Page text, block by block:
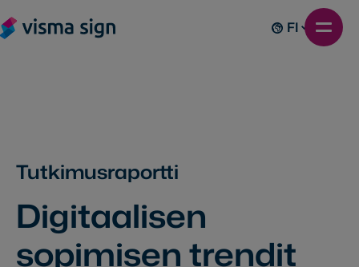
FI
Tutkimusraportti
Digitaalisen
sopimisen trendit